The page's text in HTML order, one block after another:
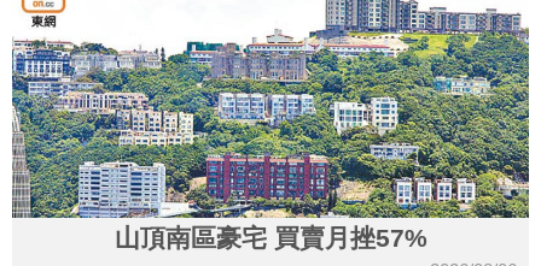
山頂南區豪宅 買賣月挫57%